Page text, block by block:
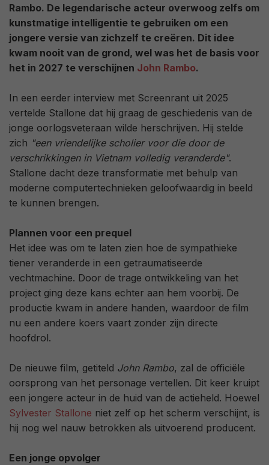
Rambo. De legendarische acteur overwoog zelfs om
kunstmatige intelligentie te gebruiken om een
jongere versie van zichzelf te creëren. Dit idee
kwam nooit van de grond, wel was het de basis voor
het in 2027 te verschijnen John Rambo.
In een eerder interview met Screenrant uit 2025
vertelde Stallone dat hij graag de geschiedenis van de
jonge oorlogsveteraan wilde herschrijven. Hij stelde
zich "een vriendelijke scholier voor die door de
verschrikkingen in Vietnam volledig veranderde".
Stallone dacht deze transformatie met behulp van
moderne computertechnieken geloofwaardig in beeld
te kunnen brengen.
Plannen voor een prequel
Het idee was om te laten zien hoe de sympathieke
tiener veranderde in een getraumatiseerde
vechtmachine. Door de trage ontwikkeling van het
project ging deze kans echter aan hem voorbij. De
productie kwam in andere handen, waardoor de film
nu een andere koers vaart zonder zijn directe
hoofdrol.
De nieuwe film, getiteld John Rambo, zal de officiële
oorsprong van het personage vertellen. Dit keer kruipt
een jongere acteur in de huid van de actieheld. Hoewel
Sylvester Stallone niet zelf op het scherm verschijnt, is
hij nog wel nauw betrokken als uitvoerend producent.
Een jonge opvolger